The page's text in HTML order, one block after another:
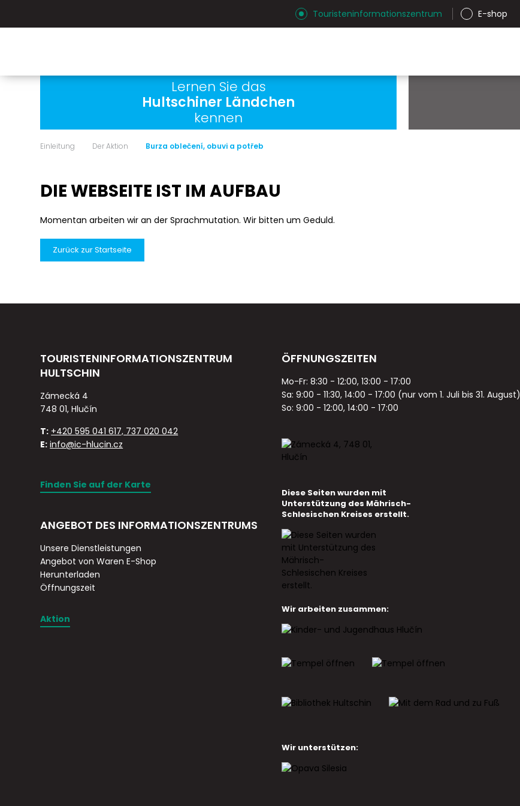
Touristeninformationszentrum E-shop
Lernen Sie das
Hultschiner Ländchen
kennen
Einleitung Der Aktion Burza oblečení, obuvi a potřeb
DIE WEBSEITE IST IM AUFBAU
Momentan arbeiten wir an der Sprachmutation. Wir bitten um Geduld.
Zurück zur Startseite
TOURISTENINFORMATIONSZENTRUM
HULTSCHIN
Zámecká 4
748 01, Hlučín
T: +420 595 041 617, 737 020 042
E: info@ic-hlucin.cz
Finden Sie auf der Karte
ANGEBOT DES INFORMATIONSZENTRUMS
Unsere Dienstleistungen
Angebot von Waren E-Shop
Herunterladen
Öffnungszeit
Aktion
ÖFFNUNGSZEITEN
Mo-Fr: 8:30 - 12:00, 13:00 - 17:00
Sa: 9:00 - 11:30, 14:00 - 17:00 (nur vom 1. Juli bis 31. August)
So: 9:00 - 12:00, 14:00 - 17:00
Diese Seiten wurden mit
Unterstützung des Mährisch-
Schlesischen Kreises erstellt.
Wir arbeiten zusammen:
Wir unterstützen: